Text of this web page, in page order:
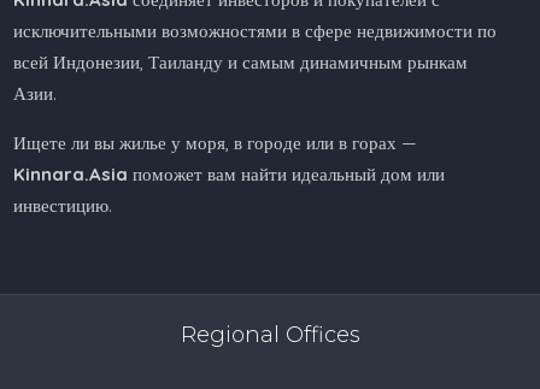
исключительными возможностями в сфере недвижимости по
всей Индонезии, Таиланду и самым динамичным рынкам
Азии.
Ищете ли вы жилье у моря, в городе или в горах —
Kinnara.Asia поможет вам найти идеальный дом или
инвестицию.
Regional Offices